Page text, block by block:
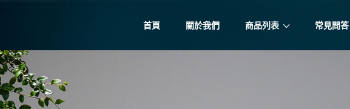
首頁 關於我們 商品列表 常見問答